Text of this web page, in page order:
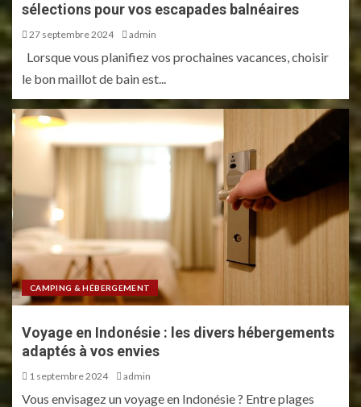
sélections pour vos escapades balnéaires
27 septembre 2024 admin
Lorsque vous planifiez vos prochaines vacances, choisir
le bon maillot de bain est...
CAMPING & HÉBERGEMENT
Voyage en Indonésie : les divers hébergements
adaptés à vos envies
1 septembre 2024 admin
Vous envisagez un voyage en Indonésie ? Entre plages